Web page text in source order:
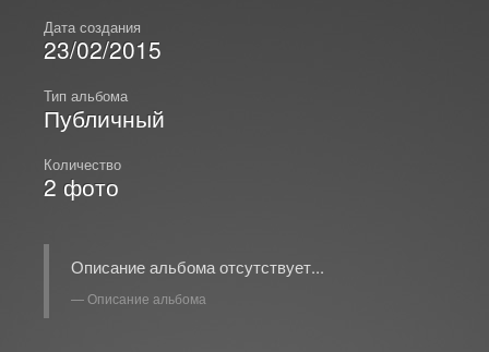
Дата создания
23/02/2015
Тип альбома
Публичный
Количество
2 фото
Описание альбома отсутствует...
Описание альбома